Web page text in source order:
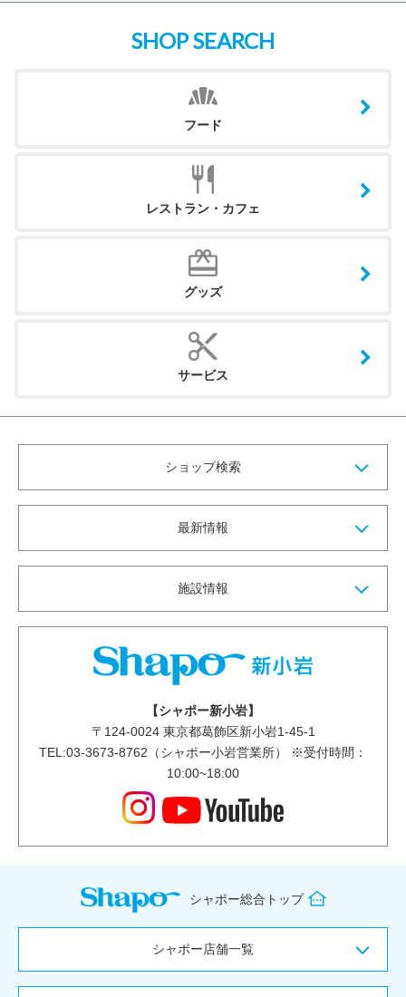
SHOP SEARCH
フード
レストラン・カフェ
グッズ
サービス
ショップ検索
最新情報
施設情報
【シャポー新小岩】
〒 124-0024東京都葛飾区新小岩1-45-1
TEL:03-3673-8762（シャポー小岩営業所） ※受付時間：
10:00~18:00
シャポー総合トップ
シャポー店舗一覧